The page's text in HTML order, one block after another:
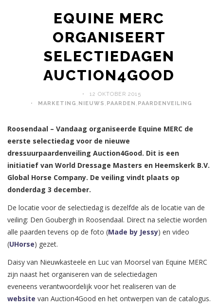
EQUINE MERC
ORGANISEERT
SELECTIEDAGEN
AUCTION4GOOD
12 OKTOBER 2015
MARKETING NIEUWS PAARDEN PAARDENVEILING
Roosendaal – Vandaag organiseerde Equine MERC de
eerste selectiedag voor de nieuwe
dressuurpaardenveiling Auction4Good. Dit is een
initiatief van World Dressage Masters en Heemskerk B.V.
Global Horse Company. De veiling vindt plaats op
donderdag 3 december.
De locatie voor de selectiedag is dezelfde als de locatie van de
veiling: Den Goubergh in Roosendaal. Direct na selectie worden
alle paarden tevens op de foto (Made by Jessy) en video
(UHorse) gezet.
Daisy van Nieuwkasteele en Luc van Moorsel van Equine MERC
zijn naast het organiseren van de selectiedagen
eveneens verantwoordelijk voor het realiseren van de
website van Auction4Good en het ontwerpen van de catalogus.